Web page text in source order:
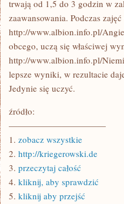
trwają od 1,5 do 3 godzin w
zaawansowania. Podczas
http://www.albion.info.pl/
obcego, uczą się właściwej
http://www.albion.info.pl/
lepsze wyniki, w rezultacie
Jedynie się uczyć.
źródło:
———————————
1. zobacz wszystkie
2. http://kriegerowski.de
3. przeczytaj całość
4. kliknij, aby sprawdzić
5. kliknij aby przejść